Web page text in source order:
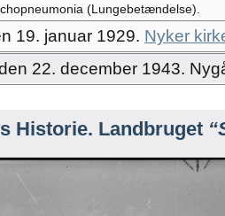
(Lungebetændelse).
19. januar 1929. Nyker
22. december 1943.
Historie. Landbruget